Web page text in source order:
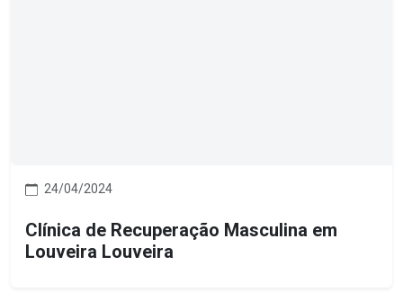
24/04/2024
Clínica de Recuperação Masculina em
Louveira Louveira